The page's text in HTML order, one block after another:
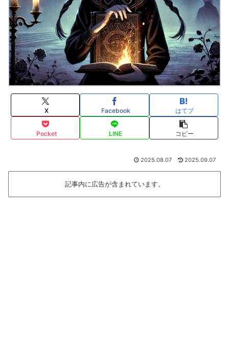
X Facebook はてブ
Pocket LINE コピー
2025.08.07 2025.09.07
記事内に広告が含まれています。